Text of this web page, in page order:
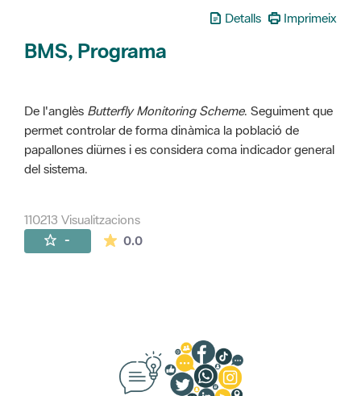
Detalls Imprimeix
BMS, Programa
De l'anglès Butterfly Monitoring Scheme. Seguiment que
permet controlar de forma dinàmica la població de
papallones diürnes i es considera coma indicador general
del sistema.
110213 Visualitzacions
- 0.0La mitjana de les valoracions és de 0